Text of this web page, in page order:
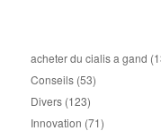
acheter du cialis a gand
Conseils (53)
Divers (123)
Innovation (71)